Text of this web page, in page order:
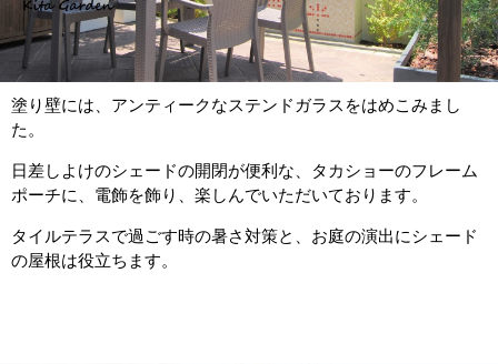
塗り壁には、アンティークなステンドガラスをはめこみまし
た。
日差しよけのシェードの開閉が便利な、タカショーのフレーム
ポーチに、電飾を飾り、楽しんでいただいております。
タイルテラスで過ごす時の暑さ対策と、お庭の演出にシェード
の屋根は役立ちます。